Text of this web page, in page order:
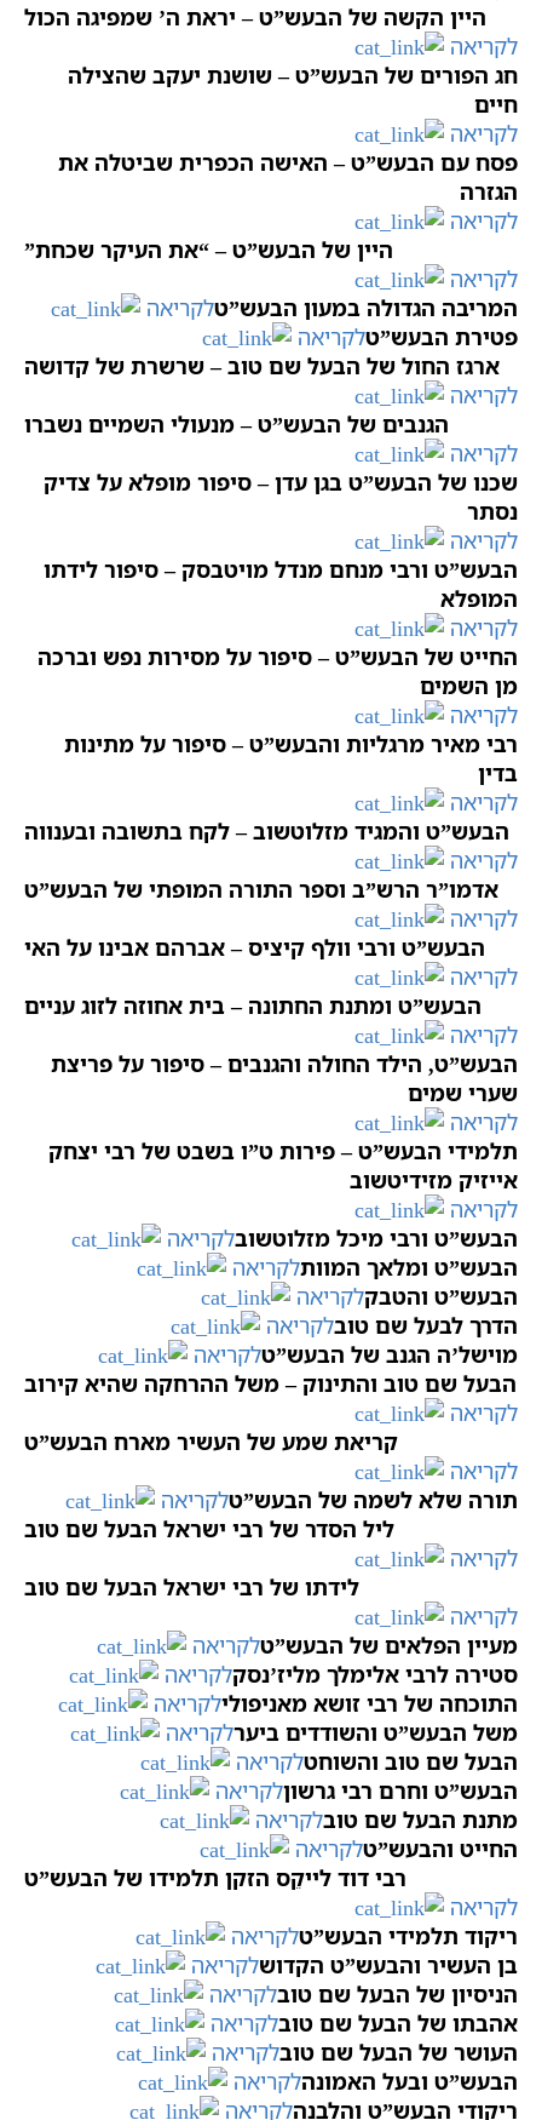
היין הקשה של הבעש”ט – יראת ה’ שמפיגה הכול
לקריאה
חג הפורים של הבעש”ט – שושנת יעקב שהצילה
חיים
לקריאה
פסח עם הבעש”ט – האישה הכפרית שביטלה את
הגזרה
לקריאה
היין של הבעש”ט – “את העיקר שכחת”
לקריאה
המריבה הגדולה במעון הבעש”טלקריאה
פטירת הבעש”טלקריאה
ארגז החול של הבעל שם טוב – שרשרת של קדושה
לקריאה
הגנבים של הבעש”ט – מנעולי השמיים נשברו
לקריאה
שכנו של הבעש”ט בגן עדן – סיפור מופלא על צדיק
נסתר
לקריאה
הבעש”ט ורבי מנחם מנדל מויטבסק – סיפור לידתו
המופלא
לקריאה
החייט של הבעש”ט – סיפור על מסירות נפש וברכה
מן השמים
לקריאה
רבי מאיר מרגליות והבעש”ט – סיפור על מתינות
בדין
לקריאה
הבעש”ט והמגיד מזלוטשוב – לקח בתשובה ובענווה
לקריאה
אדמו”ר הרש”ב וספר התורה המופתי של הבעש”ט
לקריאה
הבעש”ט ורבי וולף קיציס – אברהם אבינו על האי
לקריאה
הבעש”ט ומתנת החתונה – בית אחוזה לזוג עניים
לקריאה
הבעש”ט, הילד החולה והגנבים – סיפור על פריצת
שערי שמים
לקריאה
תלמידי הבעש”ט – פירות ט”ו בשבט של רבי יצחק
אייזיק מזידיטשוב
לקריאה
הבעש”ט ורבי מיכל מזלוטשובלקריאה
הבעש”ט ומלאך המוותלקריאה
הבעש”ט והטבקלקריאה
הדרך לבעל שם טובלקריאה
מוישל’ה הגנב של הבעש”טלקריאה
הבעל שם טוב והתינוק – משל ההרחקה שהיא קירוב
לקריאה
קריאת שמע של העשיר מארח הבעש”ט
לקריאה
תורה שלא לשמה של הבעש”טלקריאה
ליל הסדר של רבי ישראל הבעל שם טוב
לקריאה
לידתו של רבי ישראל הבעל שם טוב
לקריאה
מעיין הפלאים של הבעש”טלקריאה
סטירה לרבי אלימלך מליז’נסקלקריאה
התוכחה של רבי זושא מאניפולילקריאה
משל הבעש”ט והשודדים ביערלקריאה
הבעל שם טוב והשוחטלקריאה
הבעש”ט וחרם רבי גרשוןלקריאה
מתנת הבעל שם טובלקריאה
החייט והבעש”טלקריאה
רבי דוד לייקֵס הזקן תלמידו של הבעש”ט
לקריאה
ריקוד תלמידי הבעש”טלקריאה
בן העשיר והבעש”ט הקדושלקריאה
הניסיון של הבעל שם טובלקריאה
אהבתו של הבעל שם טובלקריאה
העושר של הבעל שם טובלקריאה
הבעש”ט ובעל האמונהלקריאה
ריקודי הבעש”ט והלבנהלקריאה